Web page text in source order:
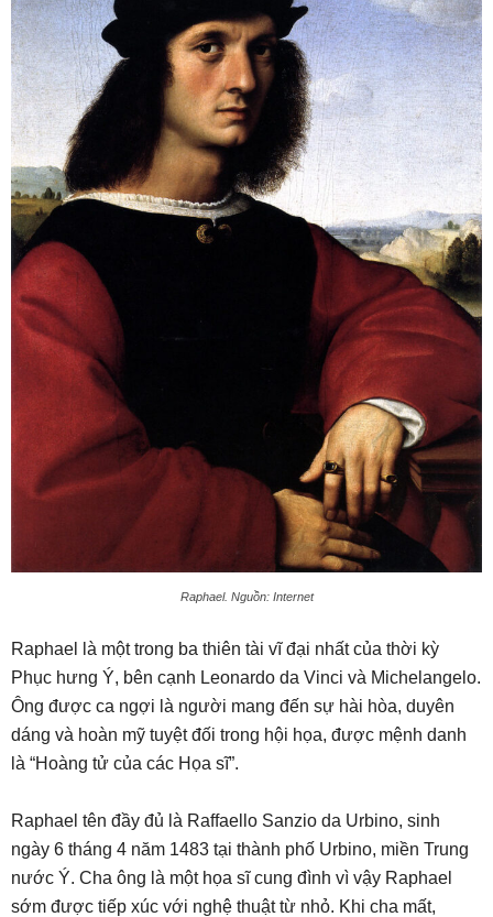
Raphael. Nguồn: Internet
Raphael là một trong ba thiên tài vĩ đại nhất của thời kỳ
Phục hưng Ý, bên cạnh Leonardo da Vinci và Michelangelo.
Ông được ca ngợi là người mang đến sự hài hòa, duyên
dáng và hoàn mỹ tuyệt đối trong hội họa, được mệnh danh
là “Hoàng tử của các Họa sĩ”.
Raphael tên đầy đủ là Raffaello Sanzio da Urbino, sinh
ngày 6 tháng 4 năm 1483 tại thành phố Urbino, miền Trung
nước Ý. Cha ông là một họa sĩ cung đình vì vậy Raphael
sớm được tiếp xúc với nghệ thuật từ nhỏ. Khi cha mất,